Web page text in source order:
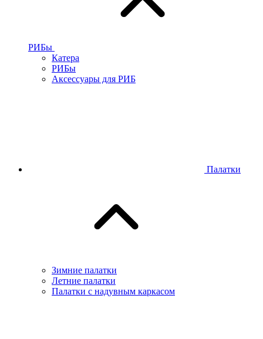
РИБы
Катера
РИБы
Аксессуары для РИБ
Палатки
Зимние палатки
Летние палатки
Палатки с надувным каркасом